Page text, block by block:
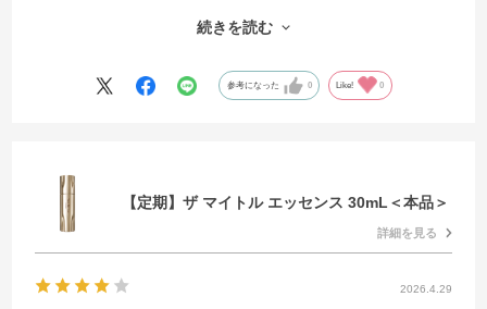
今回もそんな感じで試してみました。
もう他を試したりする事が無くなりました。
これからはずっと使い続けて行きます
続きを読む
参考になった 0 Like! 0
【定期】ザ マイトル エッセンス 30mL＜本品＞
詳細を見る
2026.4.29